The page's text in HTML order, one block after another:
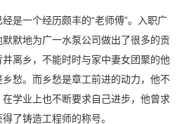
一个经历颇丰的“老师傅”。入职广
默地为广一水泵公司做出了很多的贡
离乡，不能时时与家中妻女团聚的他
愁。而乡愁是章工前进的动力，他不
学业上也不断要求自己进步，他曾求
了铸造工程师的称号。